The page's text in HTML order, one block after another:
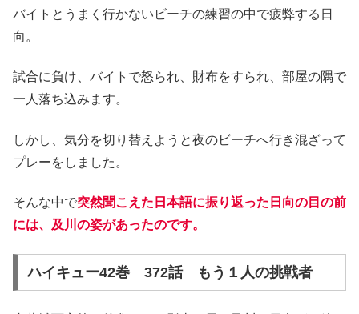
バイトとうまく行かないビーチの練習の中で疲弊する日
向。
試合に負け、バイトで怒られ、財布をすられ、部屋の隅で
一人落ち込みます。
しかし、気分を切り替えようと夜のビーチへ行き混ざって
プレーをしました。
そんな中で突然聞こえた日本語に振り返った日向の目の前
には、及川の姿があったのです。
ハイキュー42巻 372話 もう１人の挑戦者